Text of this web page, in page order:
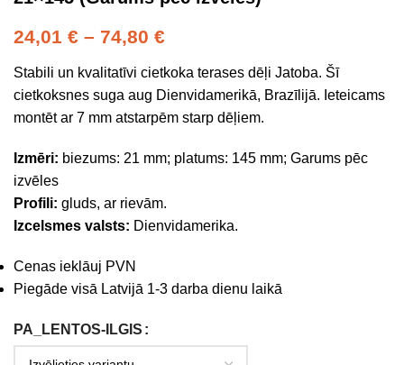
24,01 € – 74,80 €
Stabili un kvalitatīvi cietkoka terases dēļi Jatoba. Šī
cietkoksnes suga aug Dienvidamerikā, Brazīlijā. Ieteicams
montēt ar 7 mm atstarpēm starp dēļiem.
Izmēri: biezums: 21 mm; platums: 145 mm; Garums pēc
izvēles
Profili: gluds, ar rievām.
Izcelsmes valsts: Dienvidamerika.
Cenas ieklāuj PVN
Piegāde visā Latvijā 1-3 darba dienu laikā
PA_LENTOS-ILGIS